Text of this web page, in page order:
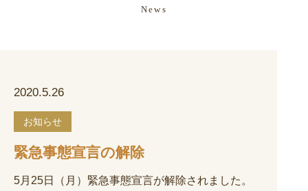
News
2020.5.26
お知らせ
緊急事態宣言の解除
5月25日（月）緊急事態宣言が解除されました。